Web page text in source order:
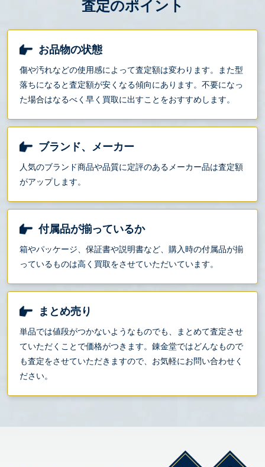
査定のポイント
お品物の状態
傷や汚れなどの使用感によって査定額は変わります。また型
落ちになると査定額が安くなる傾向にあります。不要になっ
た場合はなるべく早く買取に出すことをおすすめします。
ブランド、メーカー
人気のブランド商品や品質に定評のあるメーカー品は査定額
がアップします。
付属品が揃っているか
箱やパッケージ、保証書や説明書など、購入時の付属品が揃
っているものは高く買取をさせていただいています。
まとめ売り
単品では値段がつかないようなものでも、まとめて査定させ
ていただくことで価格がつきます。錬金堂ではどんなもので
も査定をさせていただきますので、お気軽にお問い合わせく
ださい。